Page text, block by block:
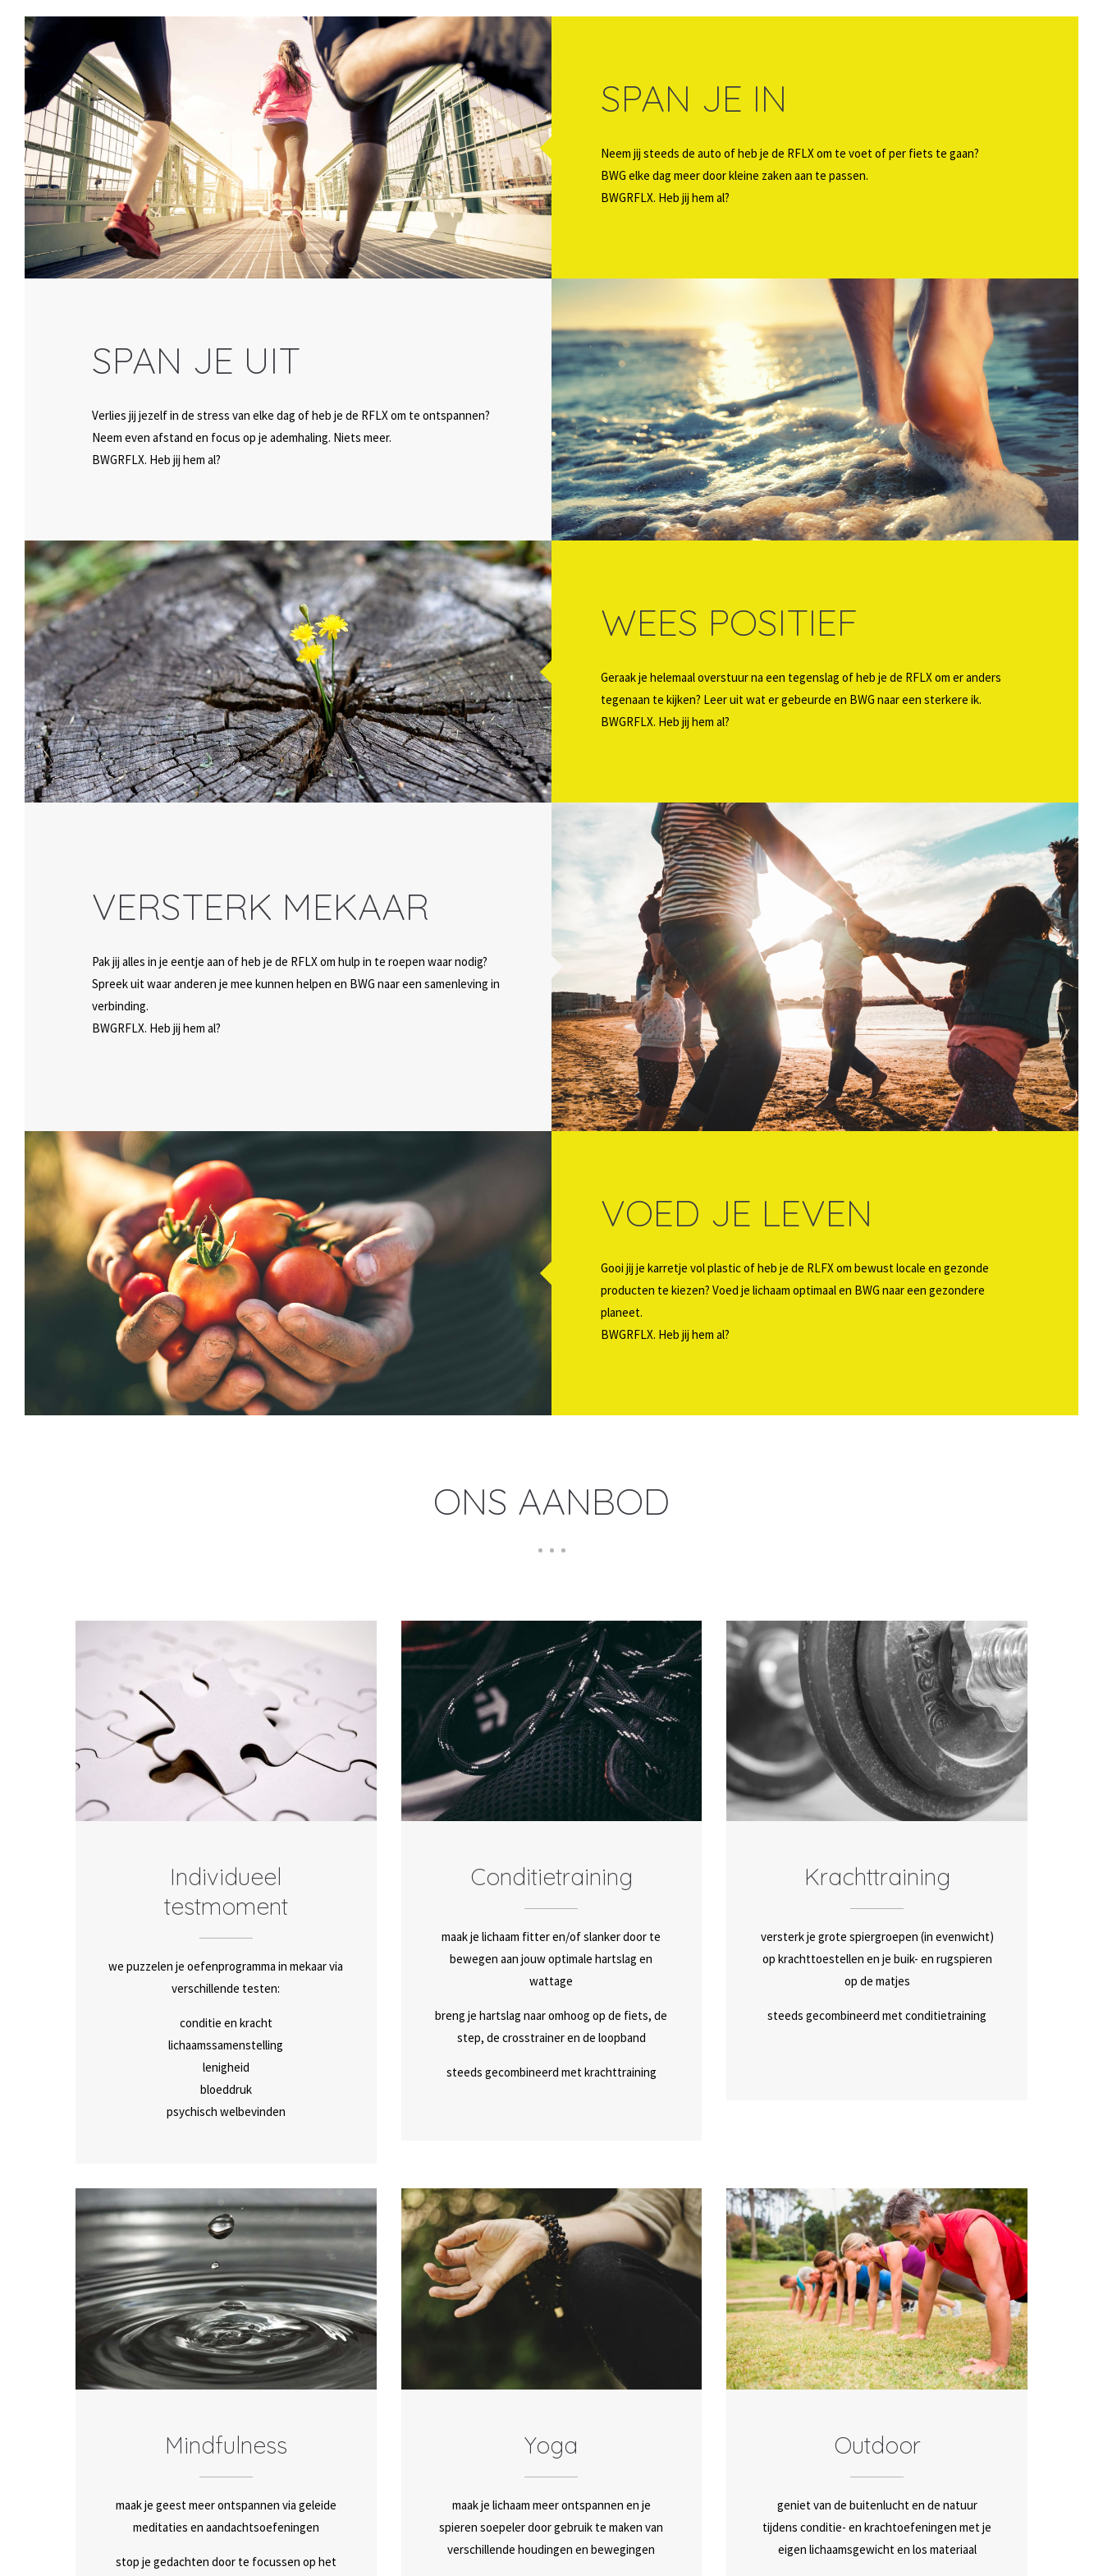
SPAN JE IN
Neem jij steeds de auto of heb je de RFLX om te voet of per fiets te gaan?
BWG elke dag meer door kleine zaken aan te passen.
BWGRFLX. Heb jij hem al?
SPAN JE UIT
Verlies jij jezelf in de stress van elke dag of heb je de RFLX om te ontspannen?
Neem even afstand en focus op je ademhaling. Niets meer.
BWGRFLX. Heb jij hem al?
WEES POSITIEF
Geraak je helemaal overstuur na een tegenslag of heb je de RFLX om er anders
tegenaan te kijken? Leer uit wat er gebeurde en BWG naar een sterkere ik.
BWGRFLX. Heb jij hem al?
VERSTERK MEKAAR
Pak jij alles in je eentje aan of heb je de RFLX om hulp in te roepen waar nodig?
Spreek uit waar anderen je mee kunnen helpen en BWG naar een samenleving in
verbinding.
BWGRFLX. Heb jij hem al?
VOED JE LEVEN
Gooi jij je karretje vol plastic of heb je de RLFX om bewust locale en gezonde
producten te kiezen? Voed je lichaam optimaal en BWG naar een gezondere
planeet.
BWGRFLX. Heb jij hem al?
ONS AANBOD
Individueel
testmoment
we puzzelen je oefenprogramma in mekaar via
verschillende testen:
conditie en kracht
lichaamssamenstelling
lenigheid
bloeddruk
psychisch welbevinden
Conditietraining
maak je lichaam fitter en/of slanker door te
bewegen aan jouw optimale hartslag en
wattage
breng je hartslag naar omhoog op de fiets, de
step, de crosstrainer en de loopband
steeds gecombineerd met krachttraining
Krachttraining
versterk je grote spiergroepen (in evenwicht)
op krachttoestellen en je buik- en rugspieren
op de matjes
steeds gecombineerd met conditietraining
Mindfulness
maak je geest meer ontspannen via geleide
meditaties en aandachtsoefeningen
stop je gedachten door te focussen op het
Yoga
maak je lichaam meer ontspannen en je
spieren soepeler door gebruik te maken van
verschillende houdingen en bewegingen
Outdoor
geniet van de buitenlucht en de natuur
tijdens conditie- en krachtoefeningen met je
eigen lichaamsgewicht en los materiaal